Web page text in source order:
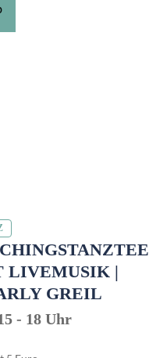
LIVEMUSIK |
GREIL
- 18 Uhr